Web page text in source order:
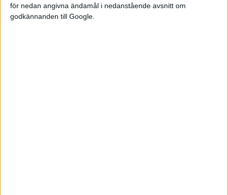
för nedan angivna ändamål i nedanstående avsnitt om
godkännanden till Google.